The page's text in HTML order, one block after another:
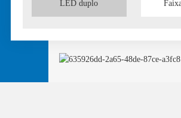
LED duplo